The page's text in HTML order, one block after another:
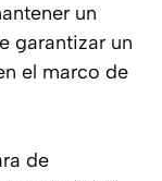
un
garantizar un
el marco de
de